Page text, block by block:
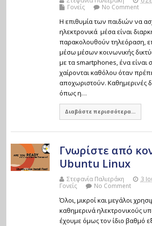
Γονείς
No Comment
Η επιθυμία των παιδιών να
ηλεκτρονικά μέσα είναι
παρακολουθούν τηλεόραση,
μέσω μέσων κοινωνικής
με τα smartphones, ένα είναι
χαίρονται καθόλου όταν
αποχωριστούν. Καθημερινές
όπως η…
Διαβάστε περισσότερα...
Γνωρίστε από
Ubuntu Linux
Στεφανία Παλιεράκη
3
Γονείς
No Comment
Όλοι, μικροί και μεγάλοι
καθημερινά ηλεκτρονικούς
έχουμε όμως τον ίδιο βαθμό